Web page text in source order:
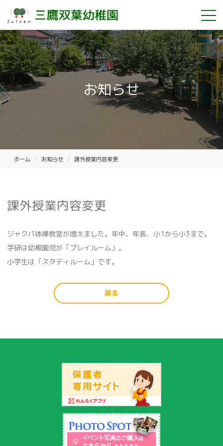
お知らせ
ホーム お知らせ 課外授業内容変更
課外授業内容変更
ジャクパ体操教室が増えました。年中、年長、小1から小3まで。
学研は幼稚園児が「プレイルーム」。
小学生は「スタディルーム」です。
戻る